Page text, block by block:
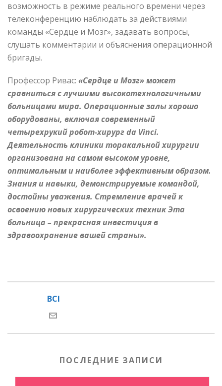
возможность в режиме реального времени через
телеконференцию наблюдать за действиями
команды «Сердце и Мозг», задавать вопросы,
слушать комментарии и объяснения операционной
бригады.
Профессор Ривас: «Сердце иМозг» может
сравниться с лучшими высокотехнологичными
больницами мира. Операционные залы хорошо
оборудованы, включая современный
четырехрукий робот-хирург da Vinci.
Деятельность клиники торакальной хирургии
организована на самом высоком уровне,
оптимальным и наиболее эффективным образом.
Знания и навыки, демонстрируемые командой,
достойны уважения. Стремление врачей к
освоению новых хирургических техник Эта
больница – прекрасная инвестиция в
здравоохранение вашей страны».
BCI
ПОСЛЕДНИЕ ЗАПИСИ